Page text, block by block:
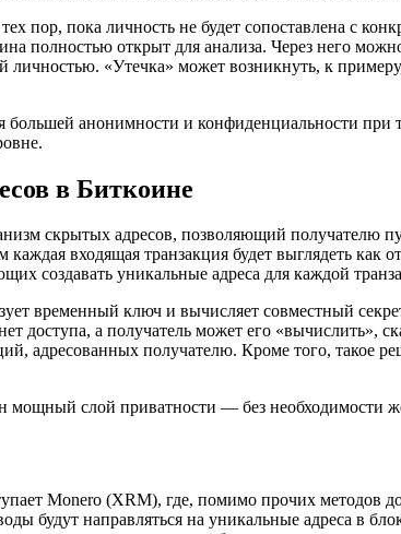
пор, пока личность не будет сопоставлена с
полностью открыт для анализа. Через него
личностью. «Утечка» может возникнуть, к
большей анонимности и конфиденциальности
в Биткоине
скрытых адресов, позволяющий получателю
входящая транзакция будет выглядеть как
создавать уникальные адреса для каждой
временный ключ и вычисляет совместный
доступа, а получатель может его «вычислить»,
адресованных получателю. Кроме того, такое
мощный слой приватности — без необходимости
Monero (XRM), где, помимо прочих методов
будут направляться на уникальные адреса в